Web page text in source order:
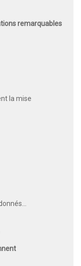
remarquables
la mise